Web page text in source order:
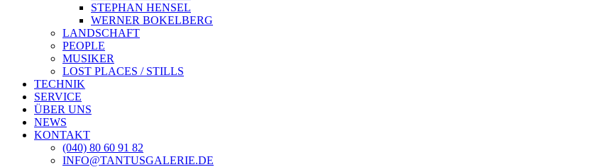
STEPHAN HENSEL
WERNER BOKELBERG
LANDSCHAFT
PEOPLE
MUSIKER
LOST PLACES / STILLS
TECHNIK
SERVICE
ÜBER UNS
NEWS
KONTAKT
(040) 80 60 91 82
INFO@TANTUSGALERIE.DE